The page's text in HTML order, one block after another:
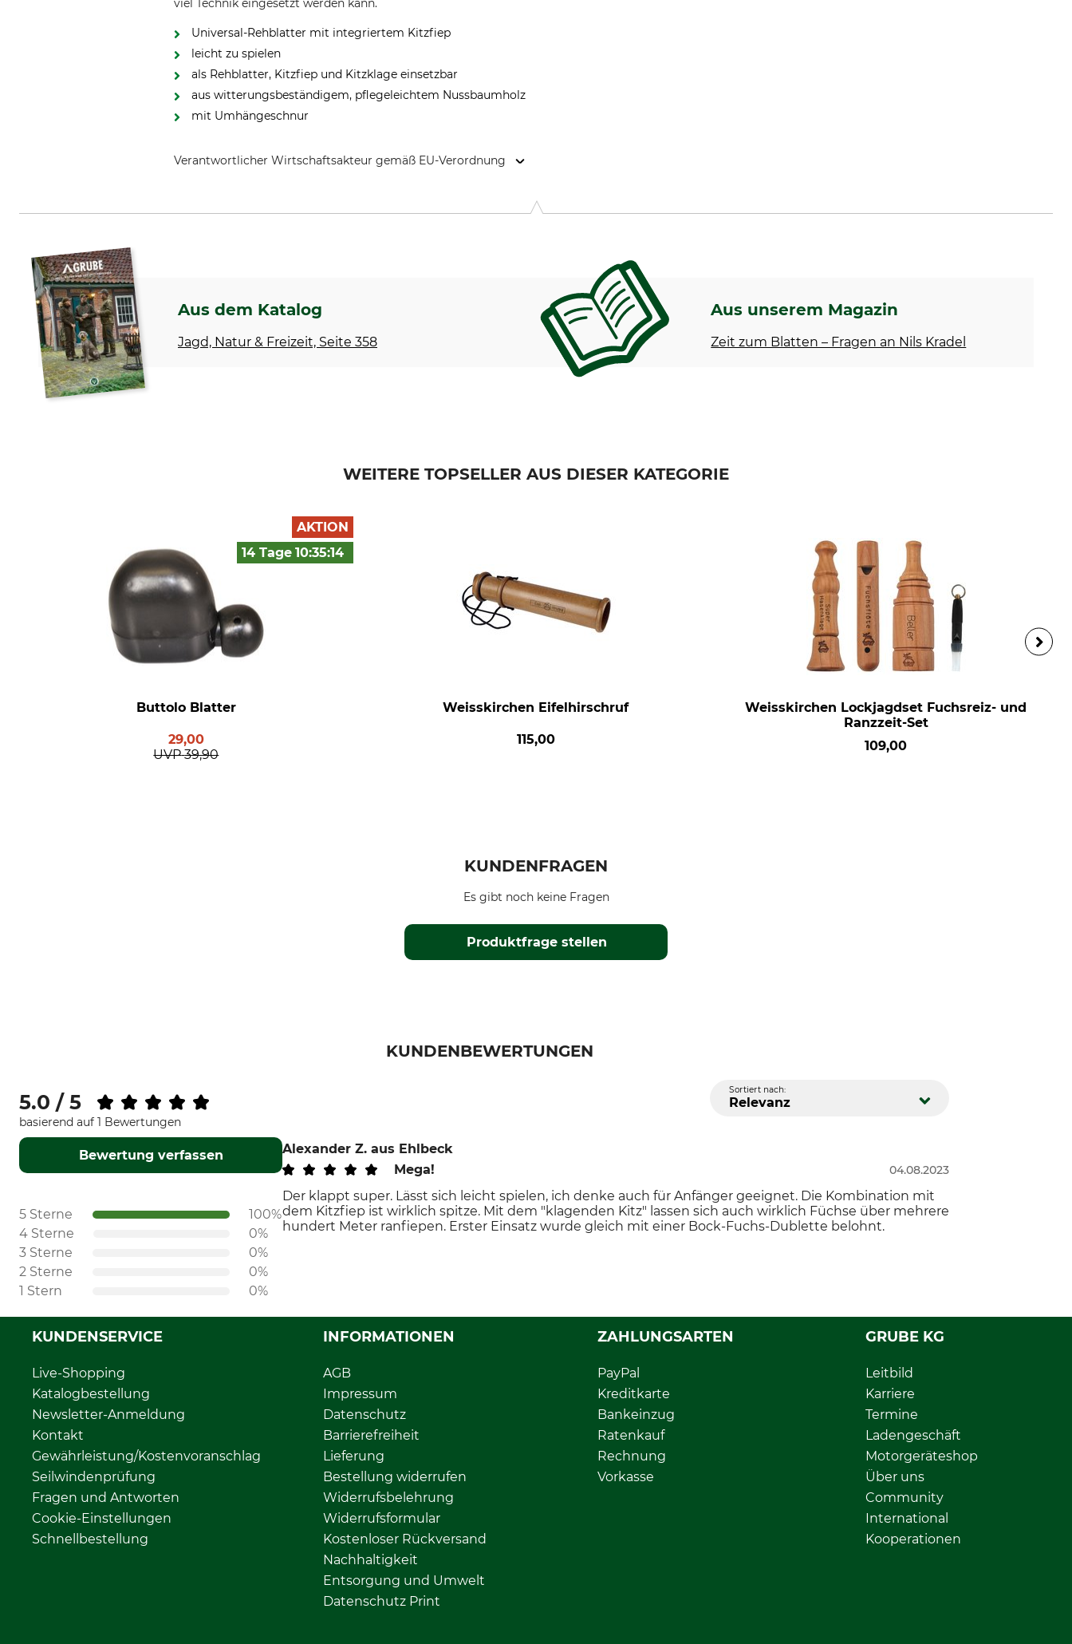
viel Technik eingesetzt werden kann.
Universal-Rehblatter mit integriertem Kitzfiep
leicht zu spielen
als Rehblatter, Kitzfiep und Kitzklage einsetzbar
aus witterungsbeständigem, pflegeleichtem Nussbaumholz
mit Umhängeschnur
Verantwortlicher Wirtschaftsakteur gemäß EU-Verordnung
Aus dem Katalog
Jagd, Natur & Freizeit, Seite 358
Aus unserem Magazin
Zeit zum Blatten – Fragen an Nils Kradel
WEITERE TOPSELLER AUS DIESER KATEGORIE
AKTION
14 Tage 10:35:13
Buttolo Blatter
29,00
UVP 39,90
Weisskirchen Eifelhirschruf
115,00
Weisskirchen Lockjagdset Fuchsreiz- und
Ranzzeit-Set
109,00
KUNDENFRAGEN
Produktfrage stellen
Es gibt noch keine Fragen
KUNDENBEWERTUNGEN
5.0 / 5
basierend auf 1 Bewertungen
Bewertung verfassen
5 Sterne
100%
4 Sterne
0%
3 Sterne
0%
2 Sterne
0%
1 Stern
0%
Sortiert nach:
Relevanz
Alexander Z. aus Ehlbeck
Mega!
04.08.2023
Der klappt super. Lässt sich leicht spielen, ich denke auch für Anfänger geeignet. Die Kombination mit
dem Kitzfiep ist wirklich spitze. Mit dem "klagenden Kitz" lassen sich auch wirklich Füchse über mehrere
hundert Meter ranfiepen. Erster Einsatz wurde gleich mit einer Bock-Fuchs-Dublette belohnt.
KUNDENSERVICE
Live-Shopping
Katalogbestellung
Newsletter-Anmeldung
Kontakt
Gewährleistung/Kostenvoranschlag
Seilwindenprüfung
Fragen und Antworten
Cookie-Einstellungen
Schnellbestellung
INFORMATIONEN
AGB
Impressum
Datenschutz
Barrierefreiheit
Lieferung
Bestellung widerrufen
Widerrufsbelehrung
Widerrufsformular
Kostenloser Rückversand
Nachhaltigkeit
Entsorgung und Umwelt
Datenschutz Print
ZAHLUNGSARTEN
PayPal
Kreditkarte
Bankeinzug
Ratenkauf
Rechnung
Vorkasse
GRUBE KG
Leitbild
Karriere
Termine
Ladengeschäft
Motorgeräteshop
Über uns
Community
International
Kooperationen